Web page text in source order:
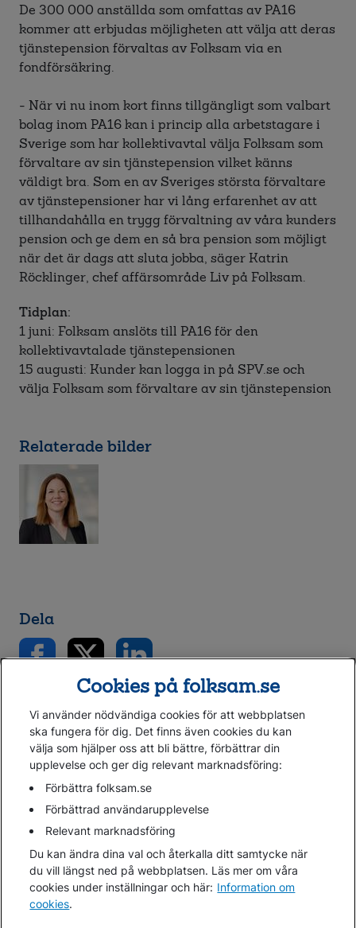
De 300 000 anställda som omfattas av PA16
kommer att erbjudas möjligheten att välja att deras
tjänstepension förvaltas av Folksam via en
fondförsäkring.
- När vi nu inom kort finns tillgängligt som valbart
bolag inom PA16 kan i princip alla arbetstagare i
Sverige som har kollektivavtal välja Folksam som
förvaltare av sin tjänstepension vilket känns
väldigt bra. Som en av Sveriges största förvaltare
av tjänstepensioner har vi lång erfarenhet av att
tillhandahålla en trygg förvaltning av våra kunders
pension och ge dem en så bra pension som möjligt
när det är dags att sluta jobba, säger Katrin
Röcklinger, chef affärsområde Liv på Folksam.
Tidplan:
1 juni: Folksam anslöts till PA16 för den
kollektivavtalade tjänstepensionen
15 augusti: Kunder kan logga in på SPV.se och
välja Folksam som förvaltare av sin tjänstepension
Relaterade bilder
Dela
Gå direkt till...
Folksam.se
Finansiell information
Lediga jobb
Cookies på folksam.se
Vi använder nödvändiga cookies för att webbplatsen
ska fungera för dig. Det finns även cookies du kan
välja som hjälper oss att bli bättre, förbättrar din
upplevelse och ger dig relevant marknadsföring:
Förbättra folksam.se
Förbättrad användarupplevelse
Relevant marknadsföring
Du kan ändra dina val och återkalla ditt samtycke när
du vill längst ned på webbplatsen. Läs mer om våra
cookies under inställningar och här: Information om
cookies.